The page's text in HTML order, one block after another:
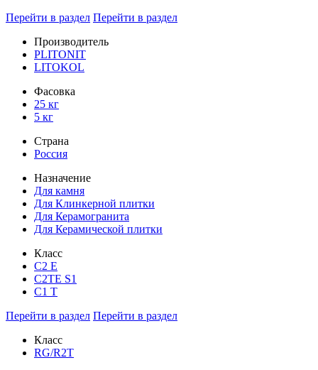
Перейти в раздел Перейти в раздел
Производитель
PLITONIT
LITOKOL
Фасовка
25 кг
5 кг
Страна
Россия
Назначение
Для камня
Для Клинкерной плитки
Для Керамогранита
Для Керамической плитки
Класс
С2 Е
C2TE S1
C1 T
Перейти в раздел Перейти в раздел
Класс
RG/R2T